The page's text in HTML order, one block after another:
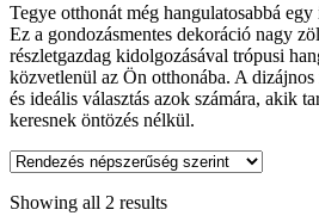
Tegye otthonát még hangulatosabbá
Ez a gondozásmentes dekoráció nagy
részletgazdag kidolgozásával trópusi
közvetlenül az Ön otthonába. A
és ideális választás azok számára, akik
keresnek öntözés nélkül.
Showing all 2 results